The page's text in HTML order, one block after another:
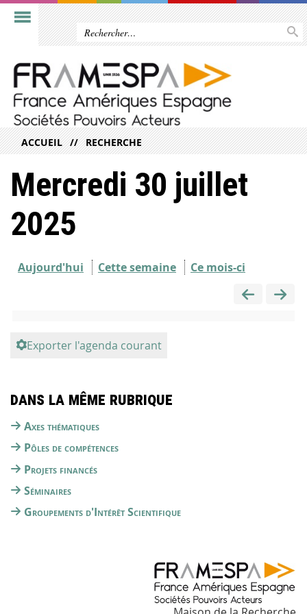
ACCUEIL RECHERCHE
Mercredi 30 juillet
2025
Aujourd'hui Cette semaine Ce mois-ci
Exporter l'agenda courant
Dans la même rubrique
Axes thématiques
Pôles de compétences
Projets financés
Séminaires
Groupements d'Intérêt Scientifique